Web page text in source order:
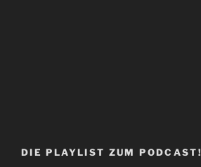
DIE PLAYLIST ZUM PODCAST!